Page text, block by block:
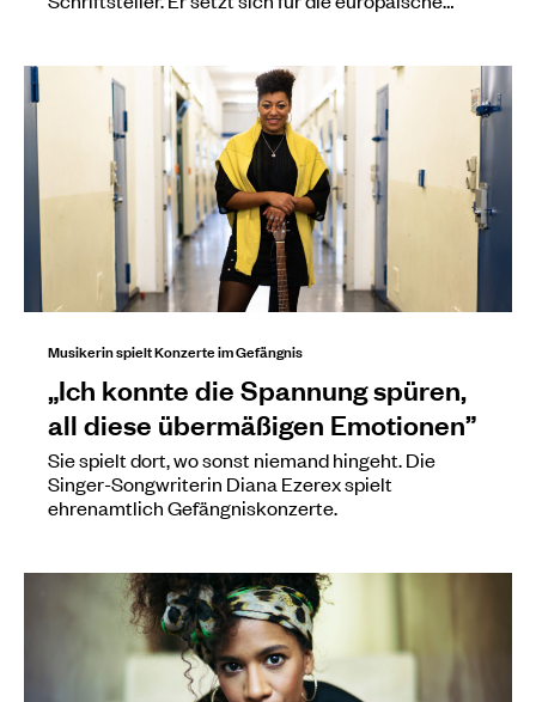
Musikerin spielt Konzerte im Gefängnis
„Ich konnte die Spannung spüren,
all diese übermäßigen Emotionen”
Sie spielt dort, wo sonst niemand hingeht. Die
Singer-Songwriterin Diana Ezerex spielt
ehrenamtlich Gefängniskonzerte.